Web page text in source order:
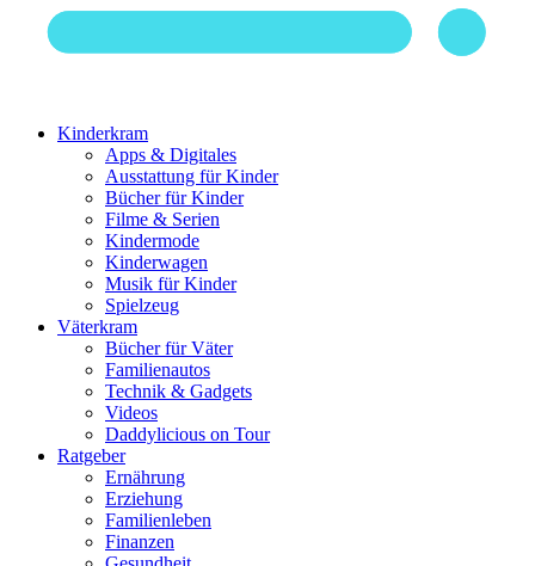
Kinderkram
Apps & Digitales
Ausstattung für Kinder
Bücher für Kinder
Filme & Serien
Kindermode
Kinderwagen
Musik für Kinder
Spielzeug
Väterkram
Bücher für Väter
Familienautos
Technik & Gadgets
Videos
Daddylicious on Tour
Ratgeber
Ernährung
Erziehung
Familienleben
Finanzen